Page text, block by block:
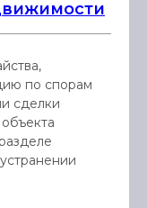
по спорам
сделки